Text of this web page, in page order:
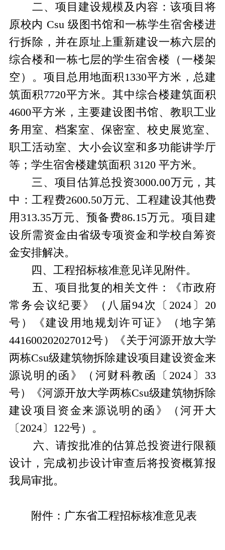
二、项目建设规模及内容：该项目将
原校内 Csu 级图书馆和一栋学生宿舍楼进
行拆除，并在原址上重新建设一栋六层的
综合楼和一栋七层的学生宿舍楼（一楼架
空）。项目总用地面积 1330平方米，总建
筑面积7720平方米。其中综合楼建筑面积
4600平方米，主要建设图书馆、教职工业
务用室、档案室、保密室、校史展览室、
职工活动室、大小会议室和多功能讲学厅
等；学生宿舍楼建筑面积 3120 平方米。
三、项目估算总投资3000.00万元，其
中：工程费2600.50万元、工程建设其他费
用 313.35万元、预备费86.15万元。项目建
设所需资金由省级专项资金和学校自筹资
金安排解决。
四、工程招标核准意见详见附件。
五、项目批复的相关文件：《市政府
常务会议纪要》（八届94次〔 2024 〕 20
号）《建设用地规划许可证》（地字第
441600202027012号）《关于河源开放大学
两栋Csu级建筑物拆除建设项目建设资金来
源说明的函》（河财科教函〔 2024 〕 33
号）《河源开放大学两栋Csu级建筑物拆除
建设项目资金来源说明的函》（河开大
〔 2024〕 122号）。
六、请按批准的估算总投资进行限额
设计，完成初步设计审查后将投资概算报
我局审批。
附件：广东省工程招标核准意见表